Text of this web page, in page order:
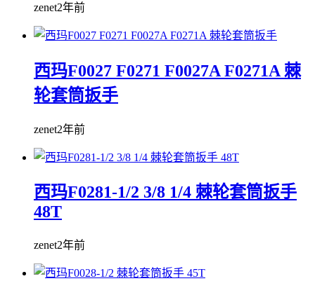
zenet2年前
西玛F0027 F0271 F0027A F0271A 棘
轮套筒扳手
zenet2年前
西玛F0281-1/2 3/8 1/4 棘轮套筒扳手
48T
zenet2年前